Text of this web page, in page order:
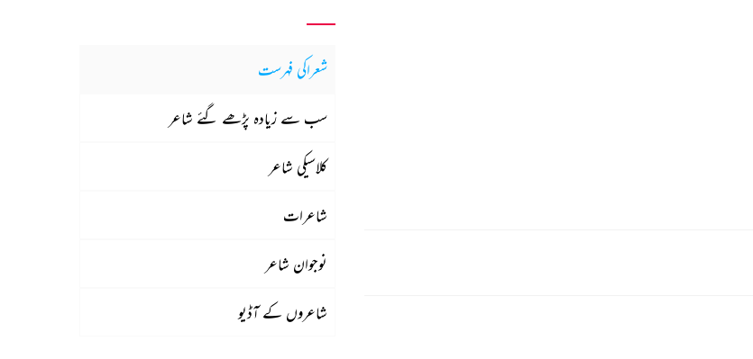
شعراکی فہرست
سب سے زیادہ پڑھے گئے شاعر
کلاسیکی شاعر
شاعرات
نوجوان شاعر
شاعروں کے آڈیو